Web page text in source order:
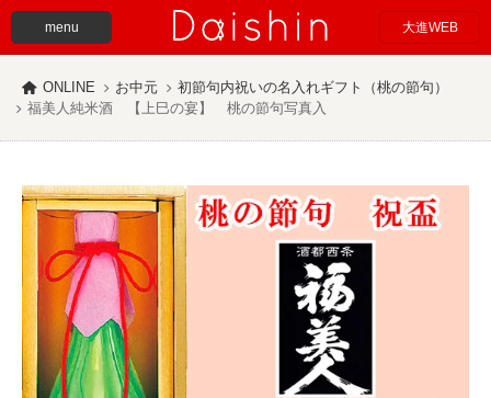
menu 大進WEB
ONLINE お中元
初節句内祝いの名入れギフト（桃の節句）
福美人純米酒 【上巳の宴】 桃の節句写真入